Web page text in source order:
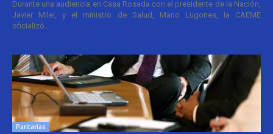
Durante una audiencia en Casa Rosada con el presidente de la Nación,
Javier Milei, y el ministro de Salud, Mario Lugones, la CAEME
oficializó...
Paritarias